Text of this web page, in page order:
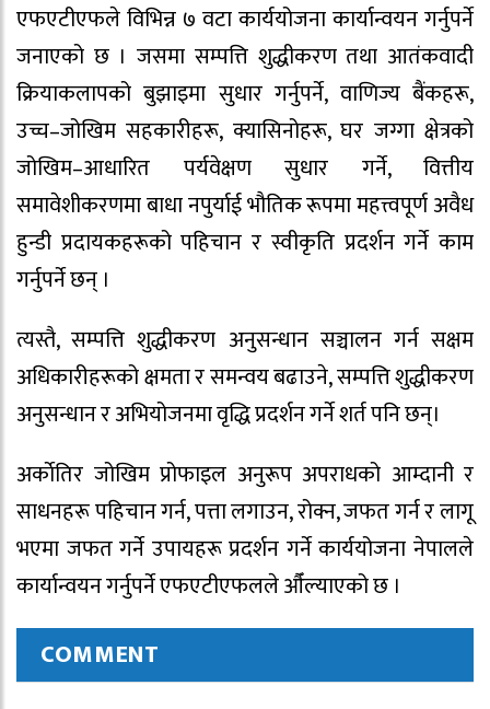
एफएटीएफले विभिन्न ७ वटा कार्ययोजना कार्यान्वयन गर्नुपर्ने
जनाएको छ । जसमा सम्पत्ति शुद्धीकरण तथा आतंकवादी
क्रियाकलापको बुझाइमा सुधार गर्नुपर्ने, वाणिज्य बैंकहरू,
उच्च–जोखिम सहकारीहरू, क्यासिनोहरू, घर जग्गा क्षेत्रको
जोखिम–आधारित पर्यवेक्षण सुधार गर्ने, वित्तीय
समावेशीकरणमा बाधा नपुर्याई भौतिक रूपमा महत्त्वपूर्ण अवैध
हुन्डी प्रदायकहरूको पहिचान र स्वीकृति प्रदर्शन गर्ने काम
गर्नुपर्ने छन् ।
त्यस्तै, सम्पत्ति शुद्धीकरण अनुसन्धान सञ्चालन गर्न सक्षम
अधिकारीहरूको क्षमता र समन्वय बढाउने, सम्पत्ति शुद्धीकरण
अनुसन्धान र अभियोजनमा वृद्धि प्रदर्शन गर्ने शर्त पनि छन्।
अर्काेतिर जोखिम प्रोफाइल अनुरूप अपराधको आम्दानी र
साधनहरू पहिचान गर्न, पत्ता लगाउन, रोक्न, जफत गर्न र लागू
भएमा जफत गर्ने उपायहरू प्रदर्शन गर्ने कार्ययोजना नेपालले
कार्यान्वयन गर्नुपर्ने एफएटीएफलले औँल्याएको छ ।
COMMENT